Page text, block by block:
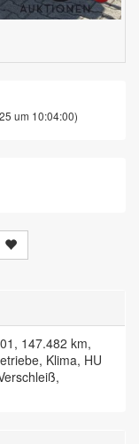
um 10:04:00)
147.482 km,
Klima, HU